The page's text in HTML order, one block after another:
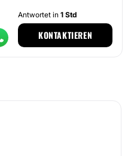
Antwortet in 1 Std
KONTAKTIEREN